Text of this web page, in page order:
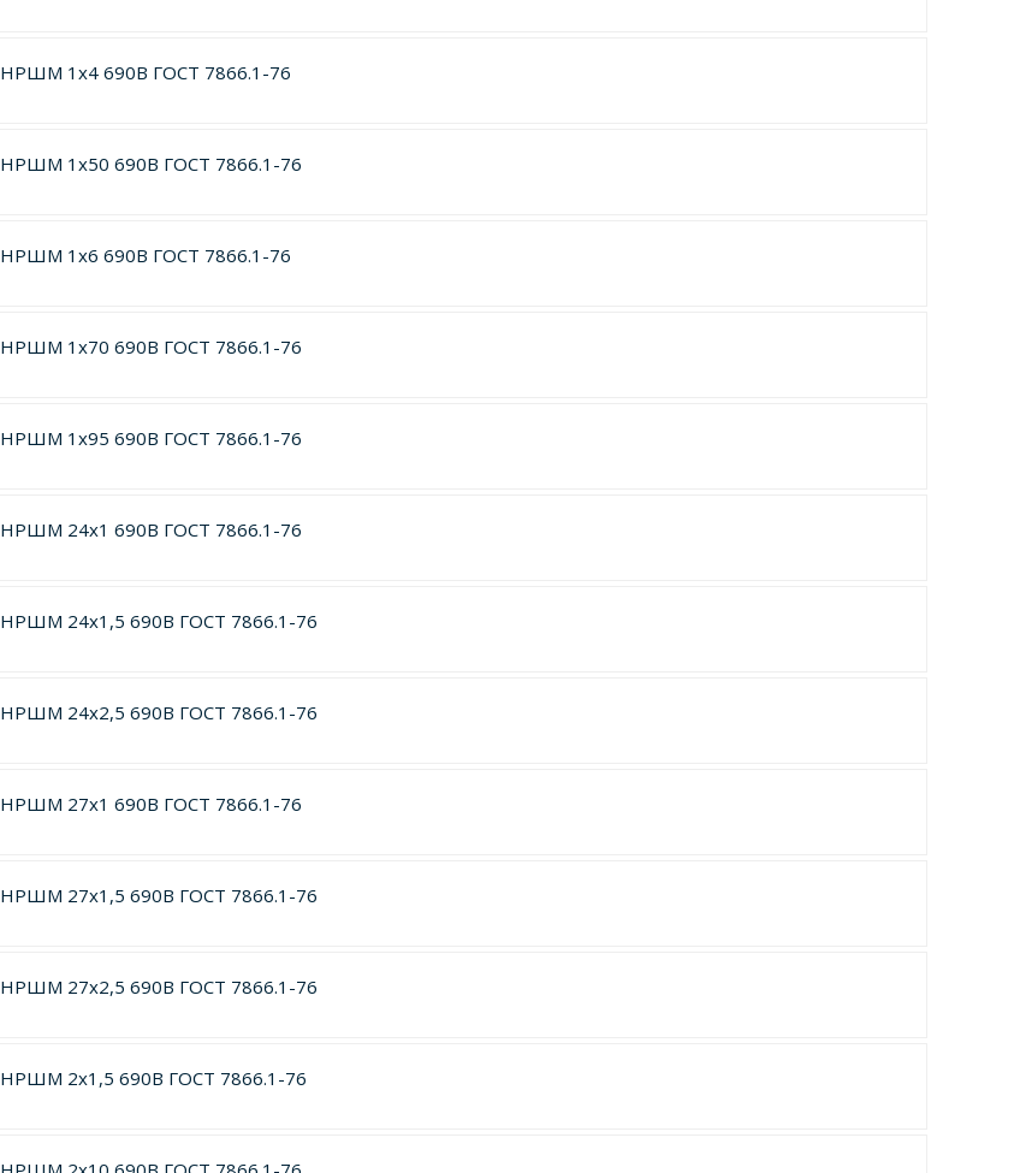
НРШМ 1х4 690В ГОСТ 7866.1-76
НРШМ 1х50 690В ГОСТ 7866.1-76
НРШМ 1х6 690В ГОСТ 7866.1-76
НРШМ 1х70 690В ГОСТ 7866.1-76
НРШМ 1х95 690В ГОСТ 7866.1-76
НРШМ 24х1 690В ГОСТ 7866.1-76
НРШМ 24х1,5 690В ГОСТ 7866.1-76
НРШМ 24х2,5 690В ГОСТ 7866.1-76
НРШМ 27х1 690В ГОСТ 7866.1-76
НРШМ 27х1,5 690В ГОСТ 7866.1-76
НРШМ 27х2,5 690В ГОСТ 7866.1-76
НРШМ 2х1,5 690В ГОСТ 7866.1-76